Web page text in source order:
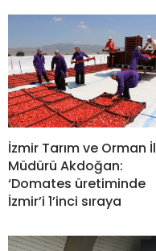
İzmir Tarım ve Orman İl
Müdürü Akdoğan:
‘Domates üretiminde
İzmir’i 1’inci sıraya